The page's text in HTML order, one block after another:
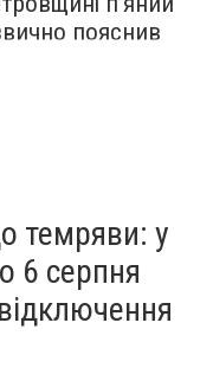
пояснив
темряви: у
6 серпня